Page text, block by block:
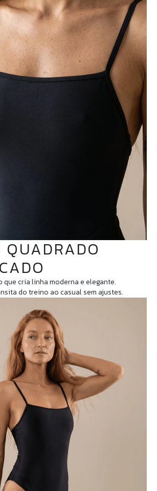
QUADRADO
cria linha moderna e elegante.
do treino ao casual sem ajustes.